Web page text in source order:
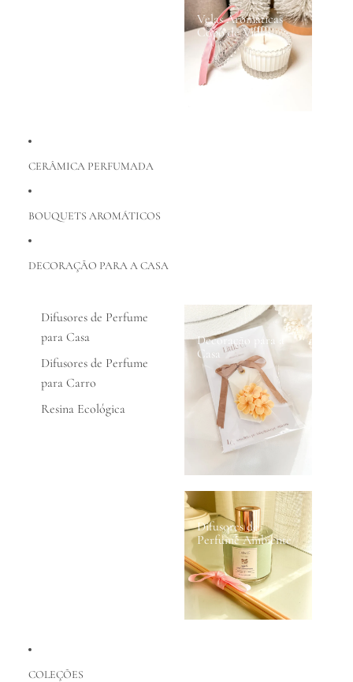
Velas Aromáticas
Copo de Vidro
CERÂMICA PERFUMADA
BOUQUETS AROMÁTICOS
DECORAÇÃO PARA A CASA
Difusores de Perfume
para Casa
Difusores de Perfume
para Carro
Resina Ecológica
Decoração para a
Casa
Difusores de
Perfume Ambiente
COLEÇÕES